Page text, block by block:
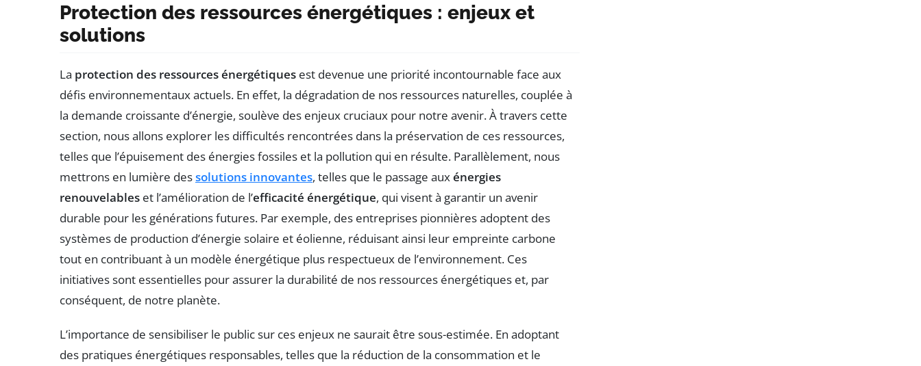
Protection des ressources énergétiques : enjeux et
solutions
La protection des ressources énergétiques est devenue une priorité incontournable face aux
défis environnementaux actuels. En effet, la dégradation de nos ressources naturelles, couplée à
la demande croissante d’énergie, soulève des enjeux cruciaux pour notre avenir. À travers cette
section, nous allons explorer les difficultés rencontrées dans la préservation de ces ressources,
telles que l’épuisement des énergies fossiles et la pollution qui en résulte. Parallèlement, nous
mettrons en lumière dessolutions innovantes, telles que le passage auxénergies
renouvelables et l’amélioration de l’efficacité énergétique, qui visent à garantir un avenir
durable pour les générations futures. Par exemple, des entreprises pionnières adoptent des
systèmes de production d’énergie solaire et éolienne, réduisant ainsi leur empreinte carbone
tout en contribuant à un modèle énergétique plus respectueux de l’environnement. Ces
initiatives sont essentielles pour assurer la durabilité de nos ressources énergétiques et, par
conséquent, de notre planète.
L’importance de sensibiliser le public sur ces enjeux ne saurait être sous-estimée. En adoptant
des pratiques énergétiques responsables, telles que la réduction de la consommation et le